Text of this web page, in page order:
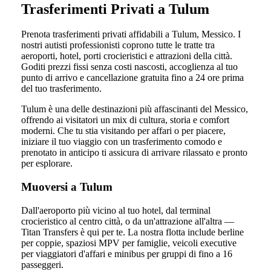
Trasferimenti Privati a Tulum
Prenota trasferimenti privati affidabili a Tulum, Messico. I
nostri autisti professionisti coprono tutte le tratte tra
aeroporti, hotel, porti crocieristici e attrazioni della città.
Goditi prezzi fissi senza costi nascosti, accoglienza al tuo
punto di arrivo e cancellazione gratuita fino a 24 ore prima
del tuo trasferimento.
Tulum è una delle destinazioni più affascinanti del Messico,
offrendo ai visitatori un mix di cultura, storia e comfort
moderni. Che tu stia visitando per affari o per piacere,
iniziare il tuo viaggio con un trasferimento comodo e
prenotato in anticipo ti assicura di arrivare rilassato e pronto
per esplorare.
Muoversi a Tulum
Dall'aeroporto più vicino al tuo hotel, dal terminal
crocieristico al centro città, o da un'attrazione all'altra —
Titan Transfers è qui per te. La nostra flotta include berline
per coppie, spaziosi MPV per famiglie, veicoli executive
per viaggiatori d'affari e minibus per gruppi di fino a 16
passeggeri.